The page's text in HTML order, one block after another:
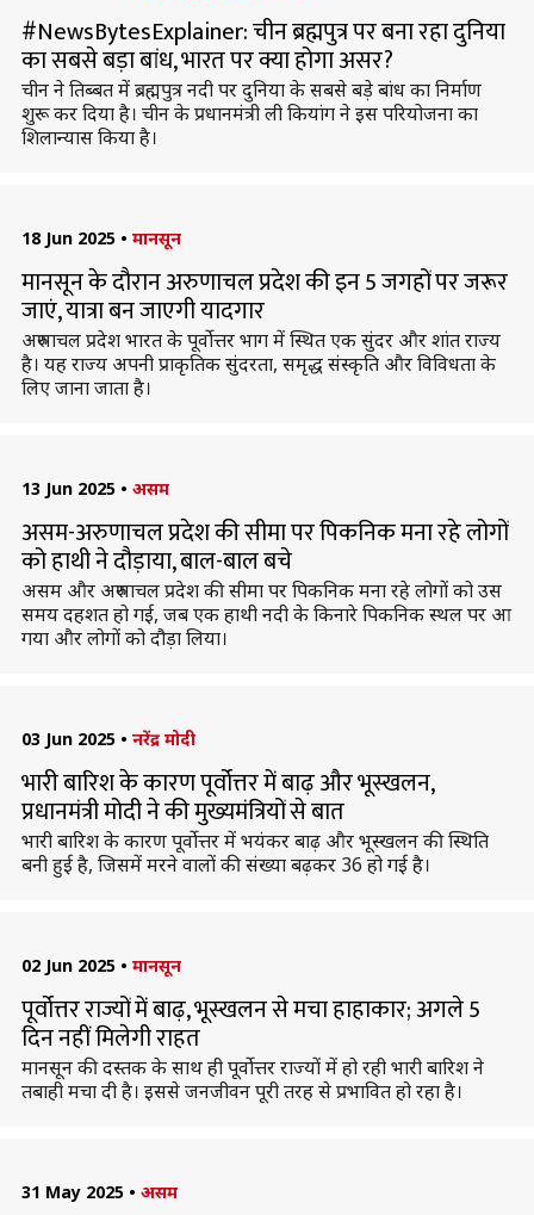
#NewsBytesExplainer: चीन ब्रह्मपुत्र पर बना रहा दुनिया
का सबसे बड़ा बांध, भारत पर क्या होगा असर?
चीन ने तिब्बत में ब्रह्मपुत्र नदी पर दुनिया के सबसे बड़े बांध का निर्माण
शुरू कर दिया है। चीन के प्रधानमंत्री ली कियांग ने इस परियोजना का
शिलान्यास किया है।
18 Jun 2025 • मानसून
मानसून के दौरान अरुणाचल प्रदेश की इन 5 जगहों पर जरूर
जाएं, यात्रा बन जाएगी यादगार
अरुणाचल प्रदेश भारत के पूर्वोत्तर भाग में स्थित एक सुंदर और शांत राज्य
है। यह राज्य अपनी प्राकृतिक सुंदरता, समृद्ध संस्कृति और विविधता के
लिए जाना जाता है।
13 Jun 2025 • असम
असम-अरुणाचल प्रदेश की सीमा पर पिकनिक मना रहे लोगों
को हाथी ने दौड़ाया, बाल-बाल बचे
असम और अरुणाचल प्रदेश की सीमा पर पिकनिक मना रहे लोगों को उस
समय दहशत हो गई, जब एक हाथी नदी के किनारे पिकनिक स्थल पर आ
गया और लोगों को दौड़ा लिया।
03 Jun 2025 • नरेंद्र मोदी
भारी बारिश के कारण पूर्वोत्तर में बाढ़ और भूस्खलन,
प्रधानमंत्री मोदी ने की मुख्यमंत्रियों से बात
भारी बारिश के कारण पूर्वोत्तर में भयंकर बाढ़ और भूस्खलन की स्थिति
बनी हुई है, जिसमें मरने वालों की संख्या बढ़कर 36 हो गई है।
02 Jun 2025 • मानसून
पूर्वोत्तर राज्यों में बाढ़, भूस्खलन से मचा हाहाकार; अगले 5
दिन नहीं मिलेगी राहत
मानसून की दस्तक के साथ ही पूर्वोत्तर राज्यों में हो रही भारी बारिश ने
तबाही मचा दी है। इससे जनजीवन पूरी तरह से प्रभावित हो रहा है।
31 May 2025 • असम